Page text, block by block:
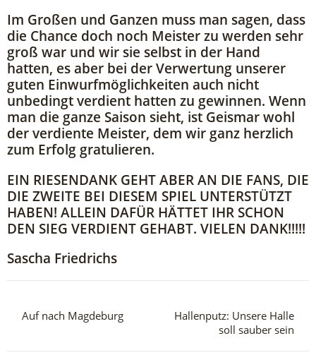
Im Großen und Ganzen muss man sagen, dass
die Chance doch noch Meister zu werden sehr
groß war und wir sie selbst in der Hand
hatten, es aber bei der Verwertung unserer
guten Einwurfmöglichkeiten auch nicht
unbedingt verdient hatten zu gewinnen. Wenn
man die ganze Saison sieht, ist Geismar wohl
der verdiente Meister, dem wir ganz herzlich
zum Erfolg gratulieren.
EIN RIESENDANK GEHT ABER AN DIE FANS, DIE
DIE ZWEITE BEI DIESEM SPIEL UNTERSTÜTZT
HABEN! ALLEIN DAFÜR HÄTTET IHR SCHON
DEN SIEG VERDIENT GEHABT. VIELEN DANK!!!!!
Sascha Friedrichs
Auf nach Magdeburg
Hallenputz: Unsere Halle
soll sauber sein